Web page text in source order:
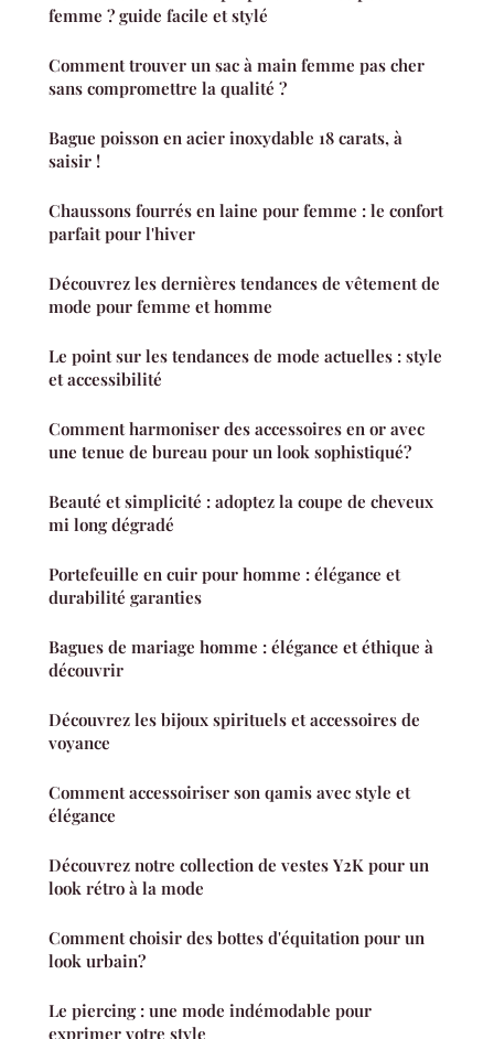
femme ? guide facile et stylé
Comment trouver un sac à main femme pas cher
sans compromettre la qualité ?
Bague poisson en acier inoxydable 18 carats, à
saisir !
Chaussons fourrés en laine pour femme : le confort
parfait pour l'hiver
Découvrez les dernières tendances de vêtement de
mode pour femme et homme
Le point sur les tendances de mode actuelles : style
et accessibilité
Comment harmoniser des accessoires en or avec
une tenue de bureau pour un look sophistiqué?
Beauté et simplicité : adoptez la coupe de cheveux
mi long dégradé
Portefeuille en cuir pour homme : élégance et
durabilité garanties
Bagues de mariage homme : élégance et éthique à
découvrir
Découvrez les bijoux spirituels et accessoires de
voyance
Comment accessoiriser son qamis avec style et
élégance
Découvrez notre collection de vestes Y2K pour un
look rétro à la mode
Comment choisir des bottes d'équitation pour un
look urbain?
Le piercing : une mode indémodable pour
exprimer votre style